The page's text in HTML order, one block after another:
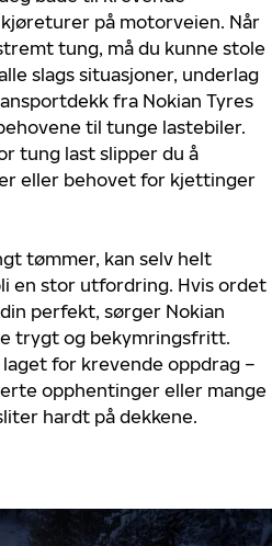
på motorveien. Når
tung, må du kunne stole
slags situasjoner, underlag
fra Nokian Tyres
til tunge lastebiler.
tung last slipper du å
eller behovet for kjettinger
tømmer, kan selv helt
en stor utfordring. Hvis ordet
perfekt, sørger Nokian
trygt og bekymringsfritt.
for krevende oppdrag –
opphentinger eller mange
hardt på dekkene.